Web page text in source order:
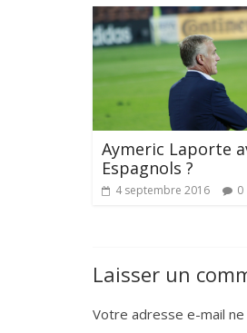
Aymeric Laporte
Espagnols ?
4 septembre 2016 0
Laisser un
Votre adresse e-mail